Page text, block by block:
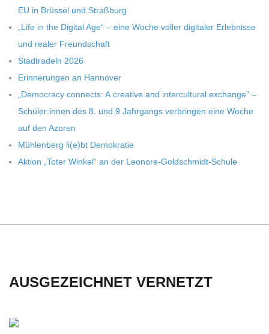
D
T
-
S
C
L
EU in Brüs­sel und Straßburg
„Life in the Digi­tal Age“ – eine Woche vol­ler digi­ta­ler Erleb­nisse
und rea­ler Freundschaft
Stadt­ra­deln 2026
Erin­ne­run­gen an Hannover
„Demo­cracy con­nects: A crea­tive and inter­cul­tu­ral exch­ange” –
Schüler:innen des 8. und 9 Jahr­gangs ver­brin­gen eine Woche
auf den Azoren
Müh­len­berg li(e)bt Demokratie
Aktion „Toter Win­kel“ an der Leonore-Goldschmidt-Schule
AUSGEZEICHNET VERNETZT